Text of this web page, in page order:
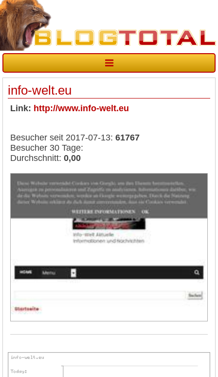
info-welt.eu
Link: http://www.info-welt.eu
Besucher seit 2017-07-13: 61767
Besucher 30 Tage:
Durchschnitt: 0,00